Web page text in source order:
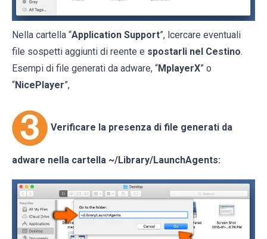
Nella cartella “Application Support”, lcercare eventuali
file sospetti aggiunti di reente e spostarli nel Cestino.
Esempi di file generati da adware, “MplayerX” o
“NicePlayer”,
Verificare la presenza di file generati da
adware nella cartella ~/Library/LaunchAgents: